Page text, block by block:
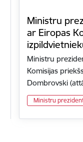
Ministru
ar Eiropas
Ministru
Komisijas
Dombrovski
Ministru